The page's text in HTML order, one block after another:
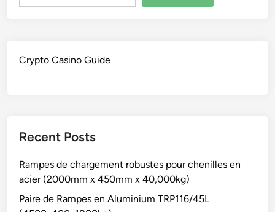
Crypto Casino Guide
Recent Posts
Rampes de chargement robustes pour chenilles en
acier (2000mm x 450mm x 40,000kg)
Paire de Rampes en Aluminium TRP116/45L